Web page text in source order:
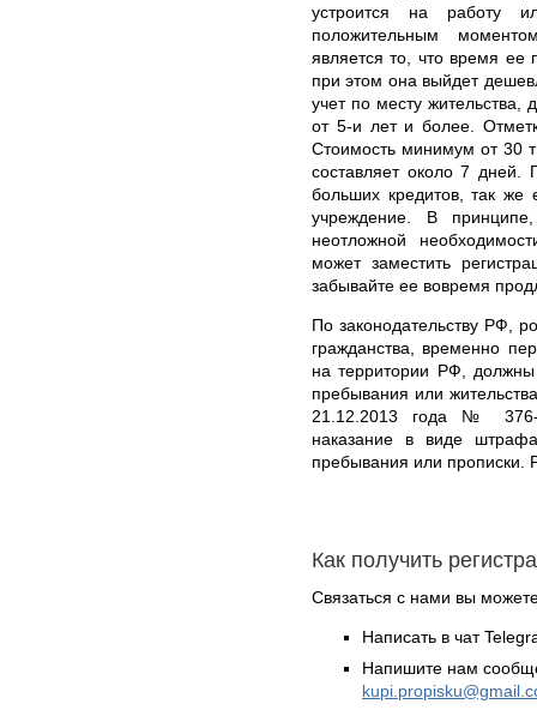
устроится на работу
положительным
является то, что время ее
при этом она выйдет
учет по месту жительства,
от 5-и лет и более.
Стоимость минимум от 30
составляет около 7 дней.
больших кредитов, так же
учреждение. В
неотложной
может заместить
забывайте ее вовремя
По законодательству РФ,
гражданства, временно
на территории РФ,
пребывания или
21.12.2013 года № 376-
наказание в виде
пребывания или прописки.
Как получить
Связаться с нами вы
Написать в чат
Напишите нам